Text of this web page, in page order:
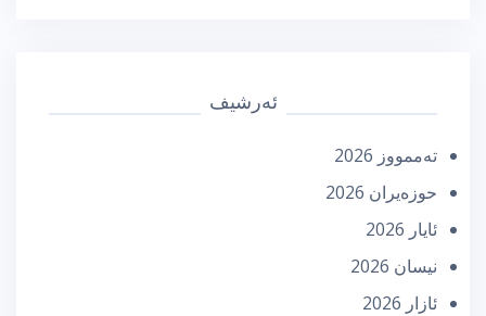
ئەرشیف
تەممووز 2026
حوزه‌یران 2026
ئایار 2026
نیسان 2026
ئازار 2026